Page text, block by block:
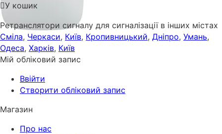
У кошик
Ретранслятори сигналу для сигналізації в інших містах
Сміла, Черкаси, Київ, Кропивницький, Дніпро, Умань,
Одеса, Харків, Київ
Мій обліковий запис
Ввійти
Створити обліковий запис
Магазин
Про нас